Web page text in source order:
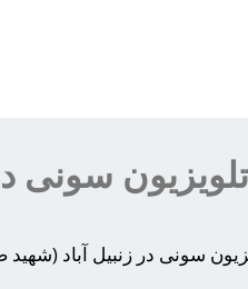
سونی در زنبیل
در زنبیل آباد (شهید صدوقی)قم